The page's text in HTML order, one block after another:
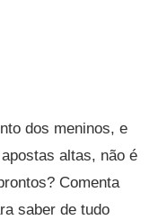
dos meninos, e
altas, não é
Comenta
saber de tudo